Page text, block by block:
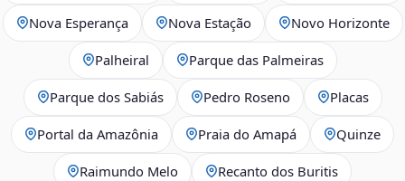
Nova Esperança Nova Estação Novo Horizonte
Palheiral Parque das Palmeiras
Parque dos Sabiás Pedro Roseno Placas
Portal da Amazônia Praia do Amapá Quinze
Raimundo Melo Recanto dos Buritis